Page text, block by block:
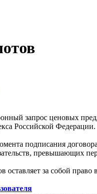
запрос ценовых
Российской Федерации.
подписания
превышающих
оставляет за собой